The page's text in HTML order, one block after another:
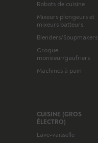
Robots de cuisine
Mixeurs plongeurs et
mixeurs batteurs
Blenders/Soupmakers
Croque-
monsieur/gaufriers
Machines à pain
CUISINE (GROS
ÉLECTRO)
Lave-vaisselle